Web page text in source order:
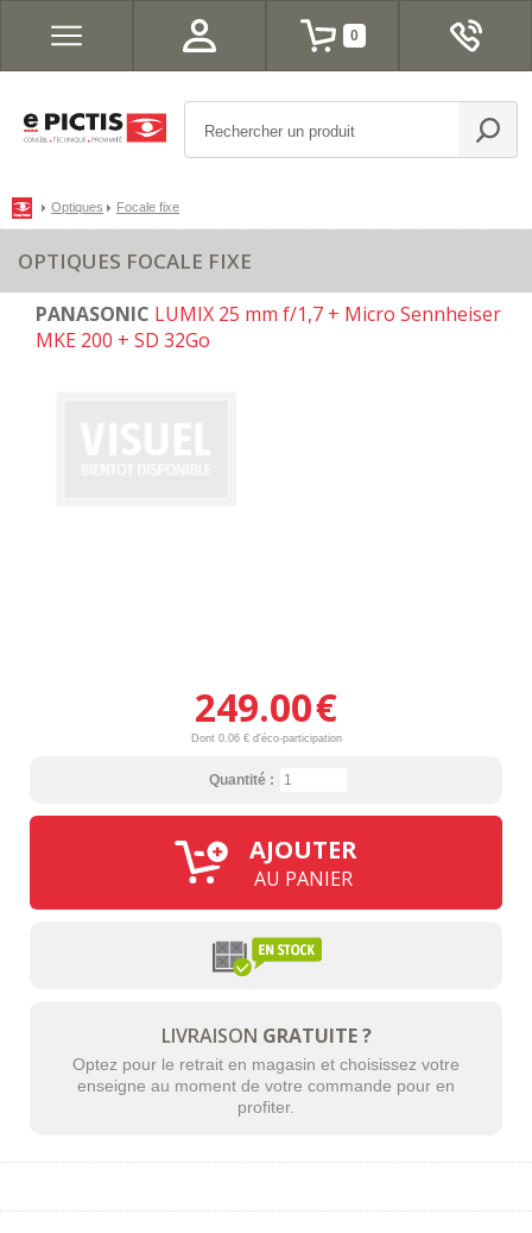
0
Optiques Focale fixe
OPTIQUES FOCALE FIXE
PANASONIC LUMIX 25 mm f/1,7 + Micro Sennheiser
MKE 200 + SD 32Go
249.00€
Dont 0.06 € d'éco-participation
Quantité :
AJOUTER
AU PANIER
LIVRAISON GRATUITE ?
Optez pour le retrait en magasin et choisissez votre
enseigne au moment de votre commande pour en
profiter.